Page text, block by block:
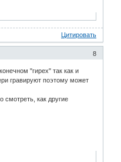
Цитировать
8
"гирех" так как и
гравируют поэтому может
смотреть, как другие